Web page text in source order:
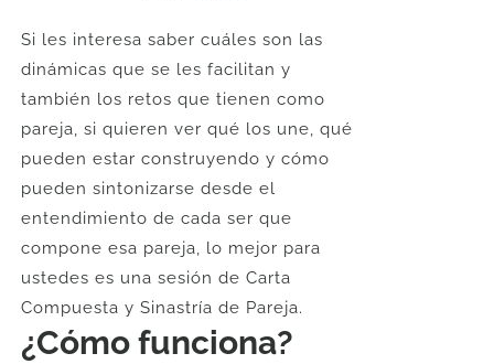
Carrito
original
era:
U$
72.
actual
es:
U$
66.
Si les interesa saber cuáles son las
dinámicas que se les facilitan y
también los retos que tienen como
pareja, si quieren ver qué los une, qué
pueden estar construyendo y cómo
pueden sintonizarse desde el
entendimiento de cada ser que
compone esa pareja, lo mejor para
ustedes es una sesión de Carta
Compuesta y Sinastría de Pareja.
¿Cómo funciona?